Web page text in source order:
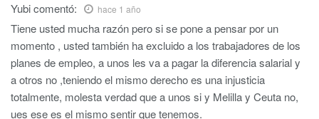
Yubicomentó: hace 1 año
Tiene usted mucha razón pero si se pone a pensar por un
momento , usted también ha excluido a los trabajadores de los
planes de empleo, a unos les va a pagar la diferencia salarial y
a otros no ,teniendo el mismo derecho es una injusticia
totalmente, molesta verdad que a unos si y Melilla y Ceuta no,
ues ese es el mismo sentir que tenemos.